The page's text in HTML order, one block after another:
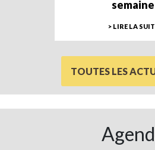
semaine
> LIRE LA
TOUTES LES